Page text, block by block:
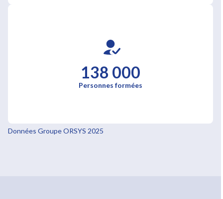
138 000
Personnes formées
Données Groupe ORSYS 2025